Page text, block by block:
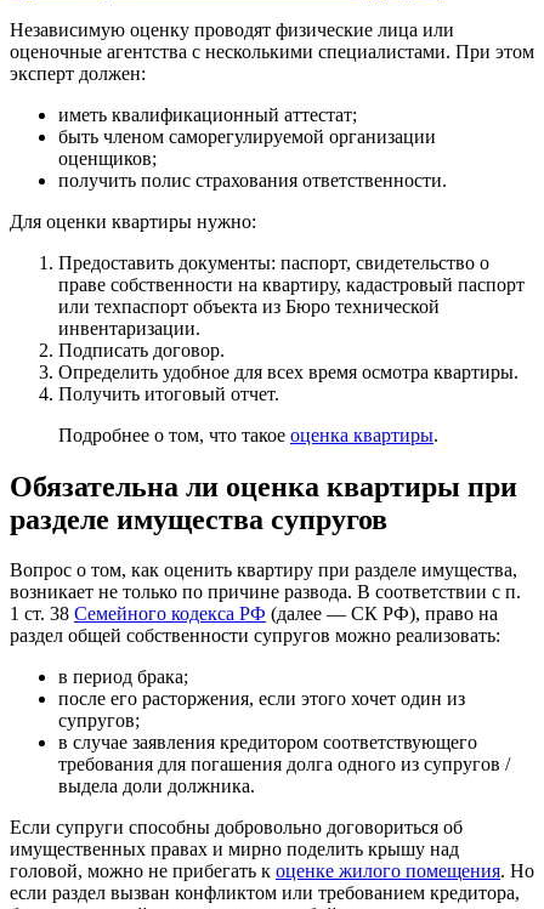
Независимую оценку проводят физические лица или
оценочные агентства с несколькими специалистами. При этом
эксперт должен:
иметь квалификационный аттестат;
быть членом саморегулируемой организации
оценщиков;
получить полис страхования ответственности.
Для оценки квартиры нужно:
Предоставить документы: паспорт, свидетельство о
праве собственности на квартиру, кадастровый паспорт
или техпаспорт объекта из Бюро технической
инвентаризации.
Подписать договор.
Определить удобное для всех время осмотра квартиры.
Получить итоговый отчет.
Подробнее о том, что такое оценка квартиры.
Обязательна ли оценка квартиры при
разделе имущества супругов
Вопрос о том, как оценить квартиру при разделе имущества,
возникает не только по причине развода. В соответствии с п.
1 ст. 38 Семейного кодекса РФ (далее — СК РФ), право на
раздел общей собственности супругов можно реализовать:
в период брака;
после его расторжения, если этого хочет один из
супругов;
в случае заявления кредитором соответствующего
требования для погашения долга одного из супругов /
выдела доли должника.
Если супруги способны добровольно договориться об
имущественных правах и мирно поделить крышу над
головой, можно не прибегать к оценке жилого помещения. Но
если раздел вызван конфликтом или требованием кредитора,